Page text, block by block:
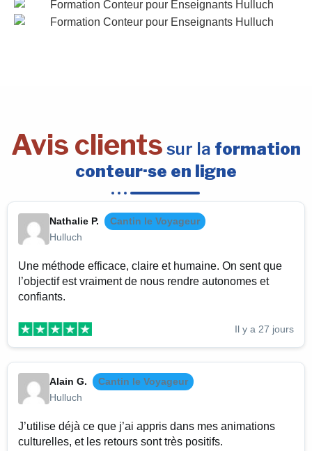
Avis clients sur la formation
conteur·se en ligne
Nathalie P.
Cantin le Voyageur
Hulluch
Une méthode efficace, claire et humaine. On sent que
l’objectif est vraiment de nous rendre autonomes et
confiants.
Il y a 27 jours
Alain G.
Cantin le Voyageur
Hulluch
J’utilise déjà ce que j’ai appris dans mes animations
culturelles, et les retours sont très positifs.